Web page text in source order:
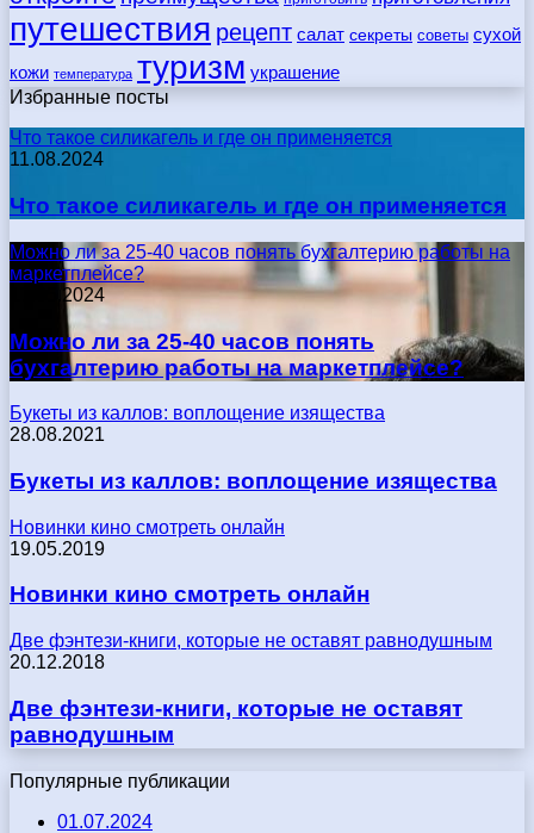
путешествия рецепт салат секреты советы сухой
кожи температура туризм украшение
Избранные посты
Что такое силикагель и где он применяется
11.08.2024
Что такое силикагель и где он применяется
Можно ли за 25-40 часов понять бухгалтерию работы на
маркетплейсе?
17.05.2024
Можно ли за 25-40 часов понять
бухгалтерию работы на маркетплейсе?
Букеты из каллов: воплощение изящества
28.08.2021
Букеты из каллов: воплощение изящества
Новинки кино смотреть онлайн
19.05.2019
Новинки кино смотреть онлайн
Две фэнтези-книги, которые не оставят равнодушным
20.12.2018
Две фэнтези-книги, которые не оставят
равнодушным
Популярные публикации
01.07.2024